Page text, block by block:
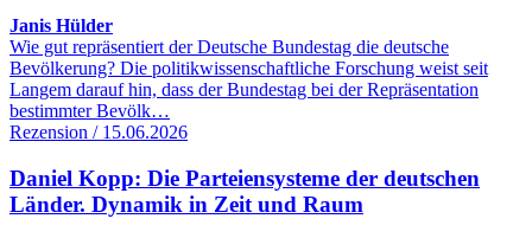
Janis Hülder
Wie gut repräsentiert der Deutsche Bundestag die deutsche
Bevölkerung? Die politikwissenschaftliche Forschung weist seit
Langem darauf hin, dass der Bundestag bei der Repräsentation
bestimmter Bevölk…
Rezension / 15.06.2026
Daniel Kopp: Die Parteiensysteme der deutschen
Länder. Dynamik in Zeit und Raum